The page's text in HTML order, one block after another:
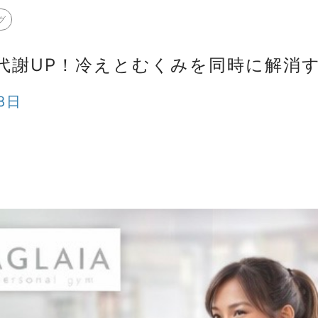
謝UP！冷えとむくみを同時に解消